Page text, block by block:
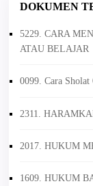
DOKUMEN
5229. CARA
ATAU BELAJAR
0099. Cara
2311.
2017. HUKUM
1609. HUKUM